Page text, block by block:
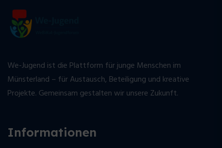
We-Jugend ist die Plattform für junge Menschen im
Münsterland – für Austausch, Beteiligung und kreative
Projekte. Gemeinsam gestalten wir unsere Zukunft.
Informationen